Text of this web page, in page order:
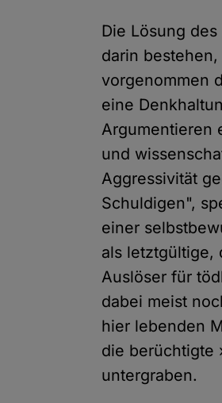
Die Lösung
darin
vorgenommen
eine
Argumentieren
und
Aggressivität
Schuldigen",
einer
als letztgültige,
Auslöser für
dabei meist
hier lebenden
die berüchtigte
untergraben.